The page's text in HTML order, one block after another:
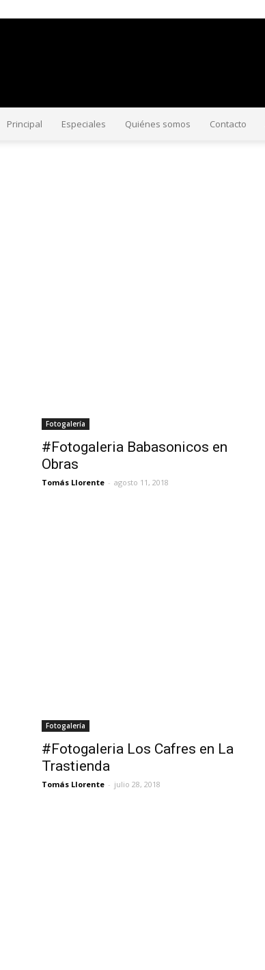
#CorriendoLaVoz
Principal Especiales Quiénes somos Contacto
Fotogalería
#Fotogaleria Babasonicos en
Obras
Tomás Llorente - agosto 11, 2018
Fotogalería
#Fotogaleria Los Cafres en La
Trastienda
Tomás Llorente - julio 28, 2018